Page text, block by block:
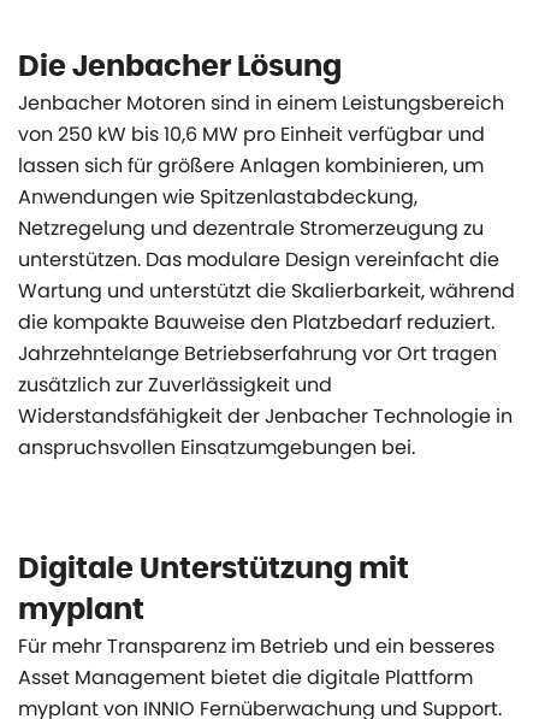
Die Jenbacher Lösung
Jenbacher Motoren sind in einem Leistungsbereich
von 250 kW bis 10,6 MW pro Einheit verfügbar und
lassen sich für größere Anlagen kombinieren, um
Anwendungen wie Spitzenlastabdeckung,
Netzregelung und dezentrale Stromerzeugung zu
unterstützen. Das modulare Design vereinfacht die
Wartung und unterstützt die Skalierbarkeit, während
die kompakte Bauweise den Platzbedarf reduziert.
Jahrzehntelange Betriebserfahrung vor Ort tragen
zusätzlich zur Zuverlässigkeit und
Widerstandsfähigkeit der Jenbacher Technologie in
anspruchsvollen Einsatzumgebungen bei.
Digitale Unterstützung mit
myplant
Für mehr Transparenz im Betrieb und ein besseres
Asset Management bietet die digitale Plattform
myplant von INNIO Fernüberwachung und Support.